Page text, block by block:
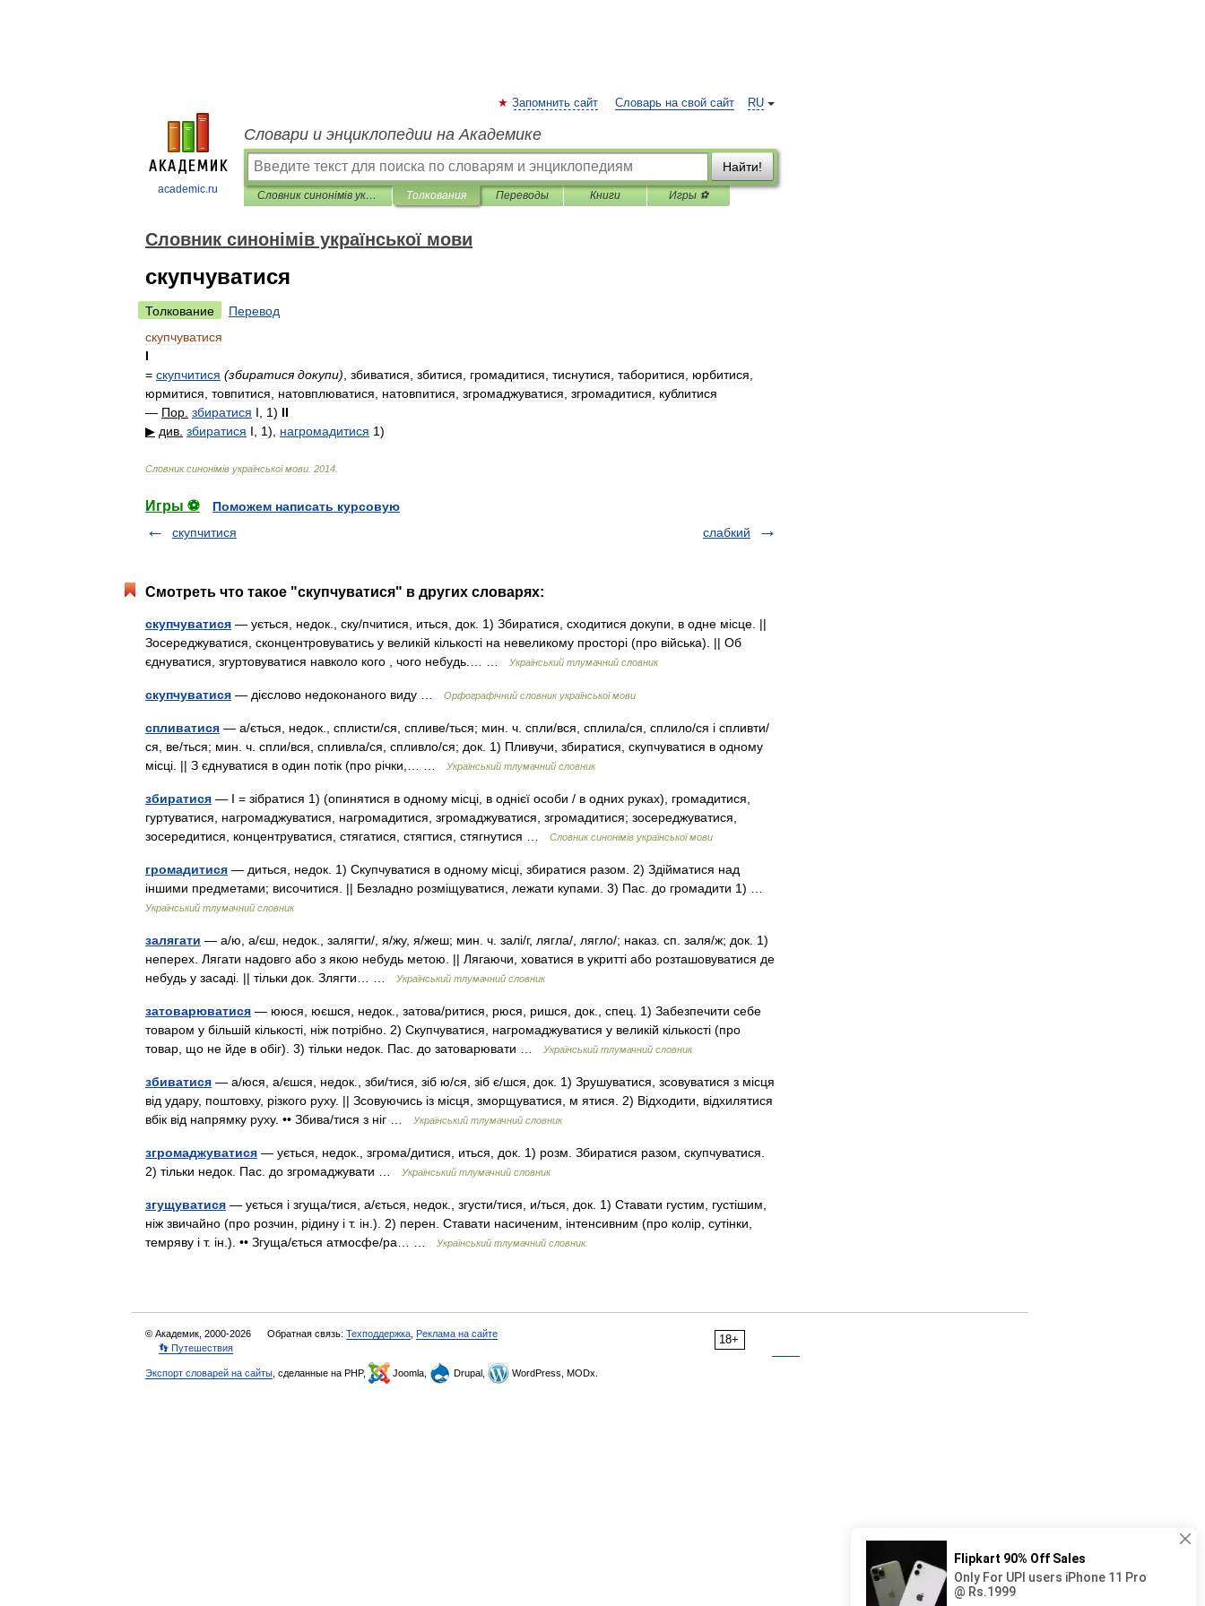
academic.ru
RU
Запомнить сайт Словарь на свой сайт
Словари и энциклопедии на Академике
Найти!
Словник синонімів української мови Толкования Переводы Книги Игры ⚽
Словник синонімів української мови
скупчуватися
Толкование
Перевод
скупчуватися
I
= скупчитися (збиратися докупи) збиватися збитися громадитися тиснутися таборитися юрбитися
юрмитися товпитися натовплюватися натовпитися згромаджуватися згромадитися
кублитися
— Пор збиратися I 1) II
▶ див збиратися I 1) нагромадитися 1)
Словник синонімів української мови 2014
Игры ⚽
Поможем написать курсовую
скупчитися
слабкий
Смотреть что такое "скупчуватися" в других словарях:
скупчуватися — ується, недок., ску/пчитися, иться, док. 1) Збиратися, сходитися докупи, в одне місце. ||
Зосереджуватися, сконцентровуватись у великій кількості на невеликому просторі (про війська). || Об
єднуватися, згуртовуватися навколо кого , чого небудь.… …
Український тлумачний словник
скупчуватися — дієслово недоконаного виду … Орфографічний словник української мови
спливатися — а/ється, недок., сплисти/ся, спливе/ться; мин. ч. спли/вся, сплила/ся, сплило/ся і спливти/
ся, ве/ться; мин. ч. спли/вся, спливла/ся, спливло/ся; док. 1) Пливучи, збиратися, скупчуватися в одному
місці. || З єднуватися в один потік (про річки,… …
Український тлумачний словник
збиратися — I = зібратися 1) (опинятися в одному місці, в однієї особи / в одних руках), громадитися,
гуртуватися, нагромаджуватися, нагромадитися, згромаджуватися, згромадитися; зосереджуватися,
зосередитися, концентруватися, стягатися, стягтися, стягнутися …
Словник синонімів української мови
громадитися — диться, недок. 1) Скупчуватися в одному місці, збиратися разом. 2) Здійматися над
іншими предметами; височитися. || Безладно розміщуватися, лежати купами. 3) Пас. до громадити 1) …
Український тлумачний словник
залягати — а/ю, а/єш, недок., залягти/, я/жу, я/жеш; мин. ч. залі/г, лягла/, лягло/; наказ. сп. заля/ж; док. 1)
неперех. Лягати надовго або з якою небудь метою. || Лягаючи, ховатися в укритті або розташовуватися де
небудь у засаді. || тільки док. Злягти… …
Український тлумачний словник
затоварюватися — ююся, юєшся, недок., затова/ритися, рюся, ришся, док., спец. 1) Забезпечити себе
товаром у більшій кількості, ніж потрібно. 2) Скупчуватися, нагромаджуватися у великій кількості (про
товар, що не йде в обіг). 3) тільки недок. Пас. до затоварювати …
Український тлумачний словник
збиватися — а/юся, а/єшся, недок., зби/тися, зіб ю/ся, зіб є/шся, док. 1) Зрушуватися, зсовуватися з місця
від удару, поштовху, різкого руху. || Зсовуючись із місця, зморщуватися, м ятися. 2) Відходити, відхилятися
вбік від напрямку руху. •• Збива/тися з ніг …
Український тлумачний словник
згромаджуватися — ується, недок., згрома/дитися, иться, док. 1) розм. Збиратися разом, скупчуватися.
2) тільки недок. Пас. до згромаджувати …
Український тлумачний словник
згущуватися — ується і згуща/тися, а/ється, недок., згусти/тися, и/ться, док. 1) Ставати густим, густішим,
ніж звичайно (про розчин, рідину і т. ін.). 2) перен. Ставати насиченим, інтенсивним (про колір, сутінки,
темряву і т. ін.). •• Згуща/ється атмосфе/ра… …
Український тлумачний словник
18+
© Академик, 2000-2026 Обратная связь: Техподдержка Реклама на сайте
👣 Путешествия
Экспорт словарей на сайты , сделанные на PHP, Joomla, Drupal, WordPress, MODx.